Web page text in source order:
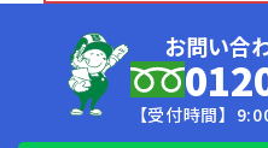
お問い合
【受付時間】